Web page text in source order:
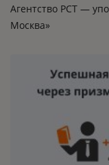
Агентство РСТ —
Москва»